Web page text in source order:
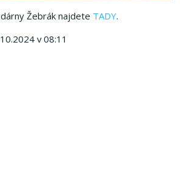
Žebrák najdete TADY.
v 08:11